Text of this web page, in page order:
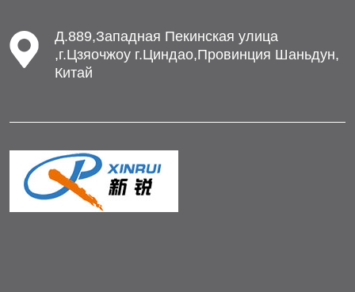
Д.889,Западная Пекинская улица
,г.Цзяочжоу г.Циндао,Провинция Шаньдун,
Китай